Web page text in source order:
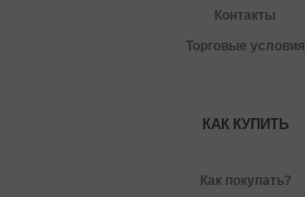
Контакты
Торговые условия
КАК КУПИТЬ
Как покупать?